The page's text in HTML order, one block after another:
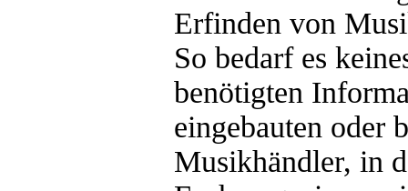
Erfinden von
So bedarf es
benötigten
eingebauten oder
Musikhändler, in